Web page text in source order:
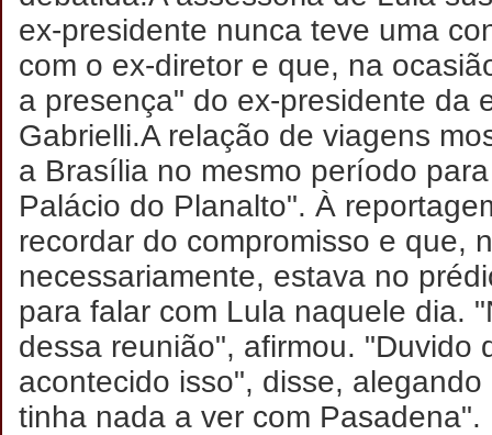
ex-presidente nunca teve uma
com o ex-diretor e que, na
a presença" do ex-presidente da
Gabrielli.A relação de viagens
a Brasília no mesmo período
Palácio do Planalto". À
recordar do compromisso e que,
necessariamente, estava no
para falar com Lula naquele dia.
dessa reunião", afirmou. "Duvido
acontecido isso", disse,
tinha nada a ver com Pasadena".